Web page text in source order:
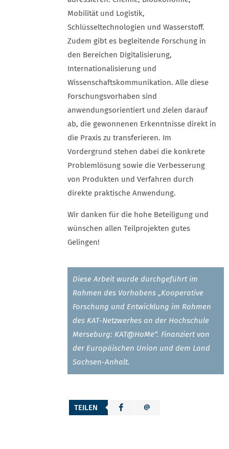
Diese Arbeit wurde durchgeführt im
Rahmen des Vorhabens „Kooperative
Forschung und Entwicklung im Rahmen
des KAT-Netzwerkes an der Hochschule
Merseburg: KAT@HoMe“. Finanziert von
der Europäischen Union und dem Land
Sachsen-Anhalt.
Mobilität und Logistik,
Schlüsseltechnologien und Wasserstoff.
Zudem gibt es begleitende Forschung in
den Bereichen Digitalisierung,
Internationalisierung und
Wissenschaftskommunikation. Alle diese
Forschungsvorhaben sind
anwendungsorientiert und zielen darauf
ab, die gewonnenen Erkenntnisse direkt in
die Praxis zu transferieren. Im
Vordergrund stehen dabei die konkrete
Problemlösung sowie die Verbesserung
von Produkten und Verfahren durch
direkte praktische Anwendung.
Wir danken für die hohe Beteiligung und
wünschen allen Teilprojekten gutes
Gelingen!
TEILEN